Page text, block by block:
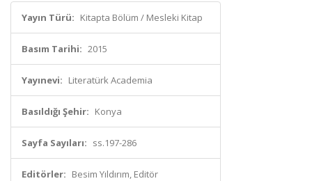
Yayın Türü: Kitapta Bölüm / Mesleki Kitap
Basım Tarihi: 2015
Yayınevi: Literatürk Academia
Basıldığı Şehir: Konya
Sayfa Sayıları: ss.197-286
Editörler: Besim Yıldırım, Editör